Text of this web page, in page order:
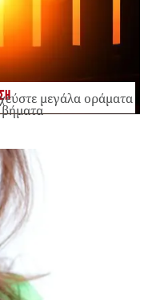
μεγάλα οράματα